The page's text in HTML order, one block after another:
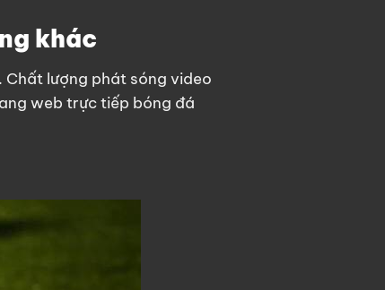
khác
lượng phát sóng video
web trực tiếp bóng đá